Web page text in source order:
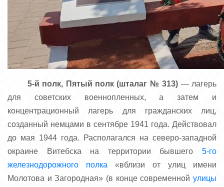
5-й полк, Пятый полк (шталаг № 313) — лагерь
для советских военнопленных, а затем и
концентрационный лагерь для гражданских лиц,
созданный немцами в сентябре 1941 года. Действовал
до мая 1944 года. Располагался на северо-западной
окраине Витебска на территории бывшего 5-го
железнодорожного полка «вблизи от улиц имени
Молотова и Загородная» (в конце современной улицы